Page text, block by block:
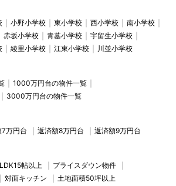
小野小学校 東小学校 西小学校
南小学校
赤坂小学校 青墓小学校
宇留生小学校
綾里小学校 江東小学校 川並小学校
1000万円台の物件一覧
3000万円台の物件一覧
万円台 返済額8万円台 返済額9万円台
LDK15帖以上
プライスダウン物件
対面キッチン 土地面積50坪以上